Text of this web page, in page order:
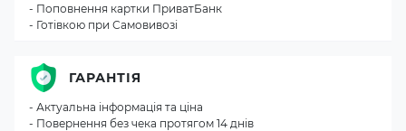
- Поповнення картки ПриватБанк
- Готівкою при Самовивозі
ГАРАНТІЯ
- Актуальна інформація та ціна
- Повернення без чека протягом 14 днів